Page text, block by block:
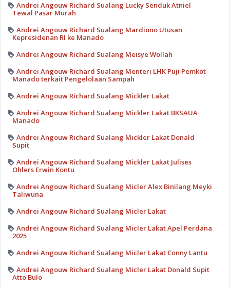
Andrei Angouw Richard Sualang Lucky Senduk Atniel
Tewal Pasar Murah
Andrei Angouw Richard Sualang Mardiono Utusan
Kepresidenan RI ke Manado
Andrei Angouw Richard Sualang Meisye Wollah
Andrei Angouw Richard Sualang Menteri LHK Puji Pemkot
Manado terkait Pengelolaan Sampah
Andrei Angouw Richard Sualang Mickler Lakat
Andrei Angouw Richard Sualang Mickler Lakat BKSAUA
Manado
Andrei Angouw Richard Sualang Mickler Lakat Donald
Supit
Andrei Angouw Richard Sualang Mickler Lakat Julises
Ohlers Erwin Kontu
Andrei Angouw Richard Sualang Micler Alex Binilang Meyki
Taliwuna
Andrei Angouw Richard Sualang Micler Lakat
Andrei Angouw Richard Sualang Micler Lakat Apel Perdana
2025
Andrei Angouw Richard Sualang Micler Lakat Conny Lantu
Andrei Angouw Richard Sualang Micler Lakat Donald Supit
Atto Bulo